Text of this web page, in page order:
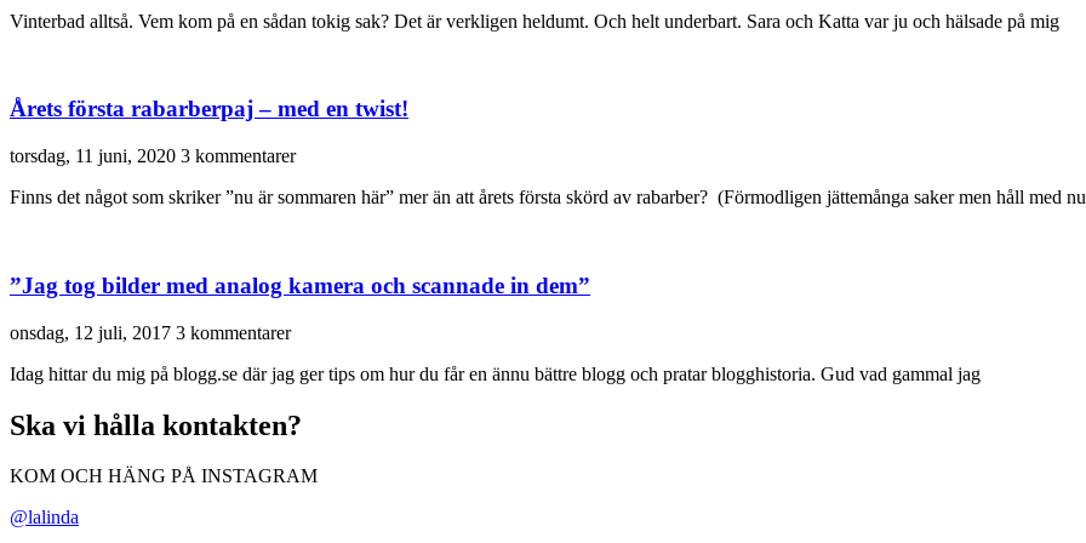
Vinterbad alltså. Vem kom på en sådan tokig sak? Det är verkligen heldumt. Och helt underbart. Sara och Katta var ju och hälsade på mig
Årets första rabarberpaj – med en twist!
torsdag, 11 juni, 2020 3 kommentarer
Finns det något som skriker ”nu är sommaren här” mer än att årets första skörd av rabarber? (Förmodligen jättemånga saker men håll med
”Jag tog bilder med analog kamera och scannade in dem”
onsdag, 12 juli, 2017 3 kommentarer
Idag hittar du mig på blogg.se där jag ger tips om hur du får en ännu bättre blogg och pratar blogghistoria. Gud vad gammal jag
Ska vi hålla kontakten?
KOM OCH HÄNG PÅ INSTAGRAM
@lalinda